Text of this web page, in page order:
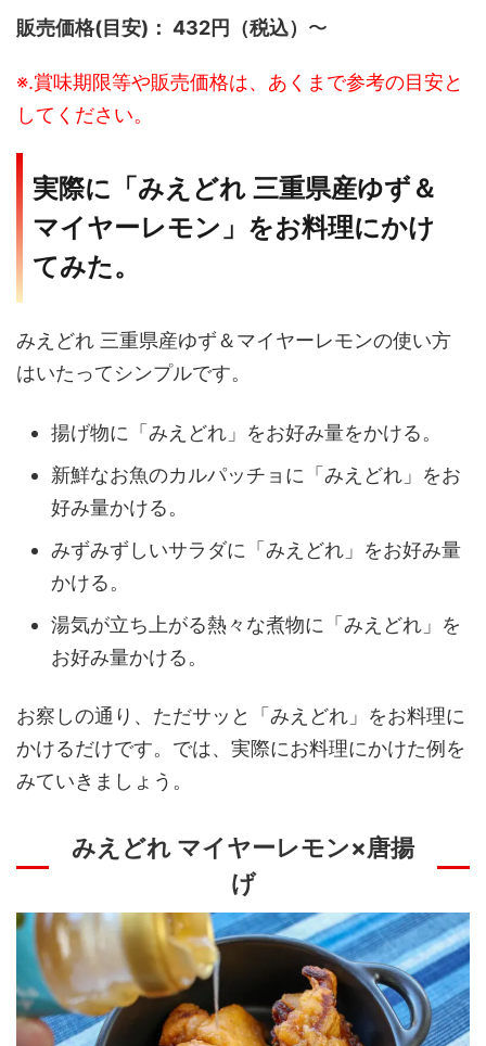
販売価格(目安)： 432円（税込） 〜
※.賞味期限等や販売価格は、あくまで参考の目安と
してください。
実際に「みえどれ 三重県産ゆず＆
マイヤーレモン」をお料理にかけ
てみた。
みえどれ 三重県産ゆず＆マイヤーレモンの使い方
はいたってシンプルです。
揚げ物に「みえどれ」をお好み量をかける。
新鮮なお魚のカルパッチョに「みえどれ」をお
好み量かける。
みずみずしいサラダに「みえどれ」をお好み量
かける。
湯気が立ち上がる熱々な煮物に「みえどれ」を
お好み量かける。
お察しの通り、ただサッと「みえどれ」をお料理に
かけるだけです。では、実際にお料理にかけた例を
みていきましょう。
みえどれ マイヤーレモン×唐揚
げ